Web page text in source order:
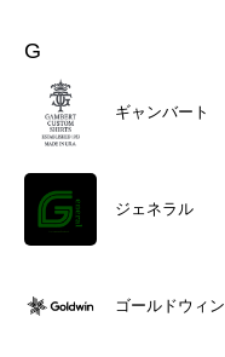
G
ギャンバート
ジェネラル
ゴールドウィン